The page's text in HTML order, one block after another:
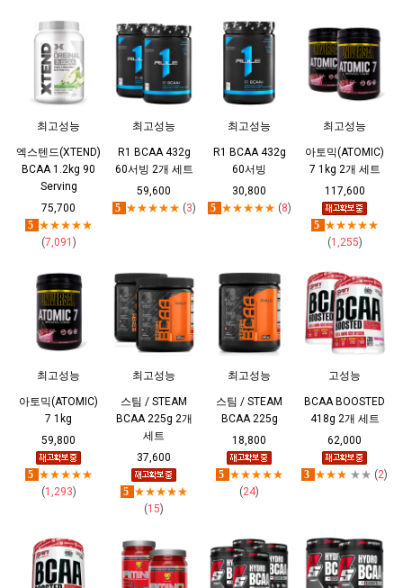
최고성능
엑스텐드(XTEND)
BCAA 1.2kg 90
Serving
75,700
5 ★★★★★
(7,091 )
최고성능
R1 BCAA 432g
60서빙 2개 세트
59,600
5 ★★★★★ (3)
최고성능
R1 BCAA 432g
60서빙
30,800
5 ★★★★★ (8)
최고성능
아토믹(ATOMIC)
7 1kg 2개 세트
117,600
5 ★★★★★
(1,255)
최고성능
아토믹(ATOMIC)
7 1kg
59,800
5 ★★★★★
(1,293)
최고성능
스팀 / STEAM
BCAA 225g 2개
세트
37,600
5 ★★★★★
(15)
최고성능
스팀 / STEAM
BCAA 225g
18,800
5 ★★★★★
(24)
고성능
BCAA BOOSTED
418g 2개 세트
62,000
3 ★★★ ★★ (2)